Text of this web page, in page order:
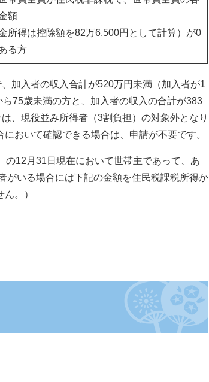
額
金所得は控除額を82万6,500円として計算）が0
る方
加入者の収入合計が520万円未満（加入者が1
75歳未満の方と、加入者の収入の合計が383
、現役並み所得者（3割負担）の対象外となり
おいて確認できる場合は、申請が不要です。
12月31日現在において世帯主であって、あ
がいる場合には下記の金額を住民税課税所得か
。）